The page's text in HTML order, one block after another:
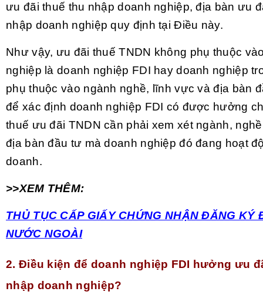
ưu đãi thuế thu nhập doanh nghiệp, địa bàn ưu
nhập doanh nghiệp quy định tại Điều này.
Như vậy, ưu đãi thuế TNDN không phụ thuộc
nghiệp là doanh nghiệp FDI hay doanh nghiệp
phụ thuộc vào ngành nghề, lĩnh vực và địa bàn
để xác định doanh nghiệp FDI có được hưởng
thuế ưu đãi TNDN cần phải xem xét ngành,
địa bàn đầu tư mà doanh nghiệp đó đang hoạt
doanh.
>>XEM THÊM:
THỦ TỤC CẤP GIẤY CHỨNG NHẬN ĐĂNG KÝ
NƯỚC NGOÀI
2. Điều kiện để doanh nghiệp FDI hưởng ưu
nhập doanh nghiệp?